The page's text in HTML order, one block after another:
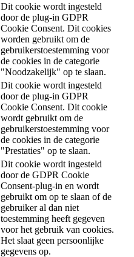
Dit cookie wordt ingesteld
door de plug-in GDPR
Cookie Consent. Dit cookies
worden gebruikt om de
gebruikerstoestemming voor
de cookies in de categorie
"Noodzakelijk" op te slaan.
Dit cookie wordt ingesteld
door de plug-in GDPR
Cookie Consent. Dit cookie
wordt gebruikt om de
gebruikerstoestemming voor
de cookies in de categorie
"Prestaties" op te slaan.
Dit cookie wordt ingesteld
door de GDPR Cookie
Consent-plug-in en wordt
gebruikt om op te slaan of de
gebruiker al dan niet
toestemming heeft gegeven
voor het gebruik van cookies.
Het slaat geen persoonlijke
gegevens op.